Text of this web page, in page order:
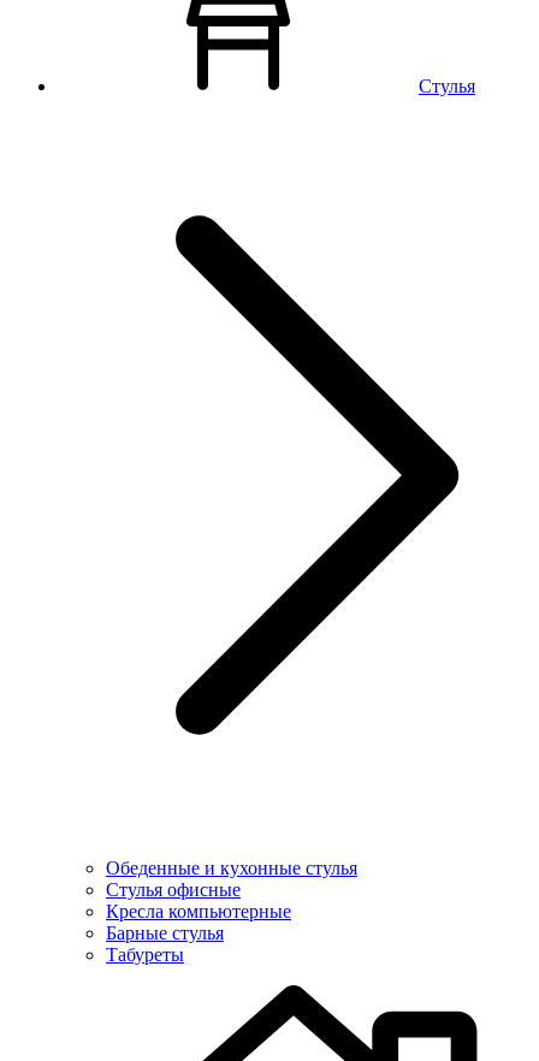
Стулья
Обеденные и кухонные стулья
Стулья офисные
Кресла компьютерные
Барные стулья
Табуреты